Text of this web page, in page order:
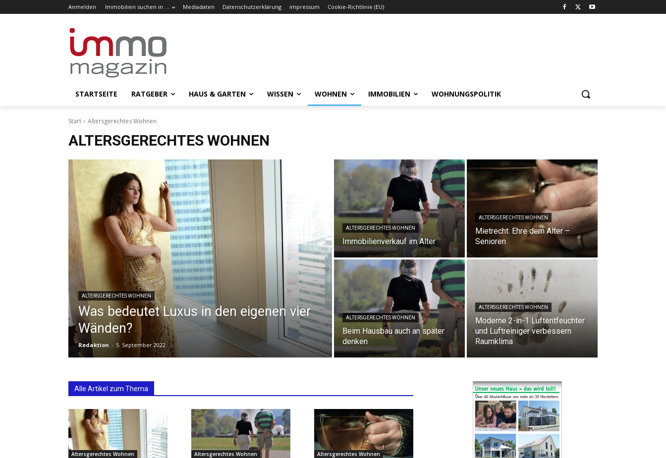
Anmelden Immobilien suchen in … Mediadaten Datenschutzerklärung impressum Cookie-Richtlinie (EU)
STARTSEITE RATGEBER HAUS & GARTEN WISSEN WOHNEN IMMOBILIEN WOHNUNGSPOLITIK
Start Altersgerechtes Wohnen
ALTERSGERECHTES WOHNEN
ALTERSGERECHTES WOHNEN
Was bedeutet Luxus in den eigenen vier
Wänden?
Redaktion - 5. September 2022
ALTERSGERECHTES WOHNEN
Immobilienverkauf im Alter
ALTERSGERECHTES WOHNEN
Mietrecht: Ehre dem Alter –
Senioren
ALTERSGERECHTES WOHNEN
Beim Hausbau auch an später
denken
ALTERSGERECHTES WOHNEN
Moderne 2-in-1 Luftentfeuchter
und Luftreiniger verbessern
Raumklima
Alle Artikel zum Thema
Altersgerechtes Wohnen Altersgerechtes Wohnen Altersgerechtes Wohnen